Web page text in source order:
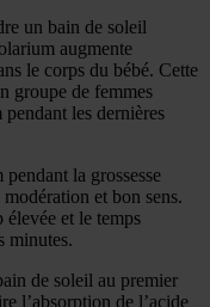
un bain de soleil
augmente
le corps du bébé. Cette
groupe de femmes
les dernières
la grossesse
et bon sens.
élevée et le temps
minutes.
de soleil au premier
l’absorption de l’acide